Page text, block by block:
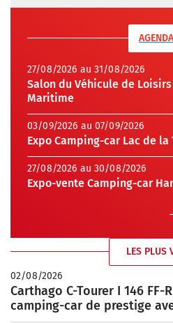
AGENDA
27/08/2026 au 31/08/2026
Salon du Véhicule de
Maritime
03/09/2026 au 07/09/2026
Expo Camping-car Lac de la
27/08/2026 au 30/08/2026
Expo-vente Camping-car
LES PLUS
02/08/2026
Carthago C-Tourer I 146 FF-
camping-car de prestige